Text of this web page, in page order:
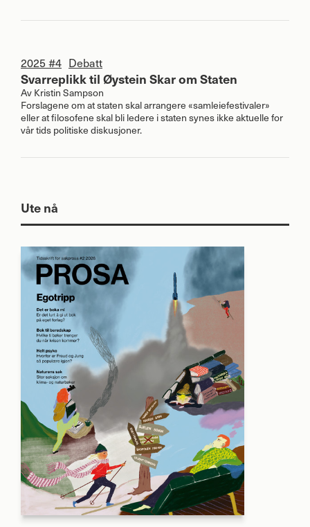
2025 #4 Debatt
Svarreplikk til Øystein Skar om Staten
Av Kristin Sampson
Forslagene om at staten skal arrangere «samleiefestivaler»
eller at filosofene skal bli ledere i staten synes ikke aktuelle for
vår tids politiske diskusjoner.
Ute nå